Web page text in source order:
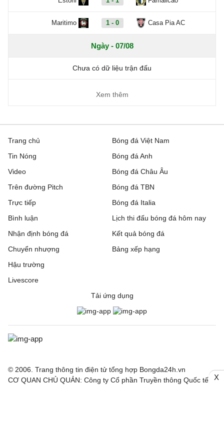
Maritimo 1 - 0 Casa Pia AC
Ngày - 07/08
Chưa có dữ liệu trận đấu
Xem thêm
Trang chủ
Tin Nóng
Video
Trên đường Pitch
Trực tiếp
Bóng đá Việt Nam
Bóng đá Anh
Bóng đá Châu Âu
Bóng đá TBN
Bóng đá Italia
Bình luận
Nhận định bóng đá
Chuyển nhượng
Hậu trường
Livescore
Lịch thi đấu bóng đá hôm nay
Kết quả bóng đá
Bảng xếp hạng
Tải ứng dụng
© 2006. Trang thông tin điện tử tổng hợp Bongda24h.vn
CƠ QUAN CHỦ QUẢN: Công ty Cổ phần Truyền thông Quốc tế
X